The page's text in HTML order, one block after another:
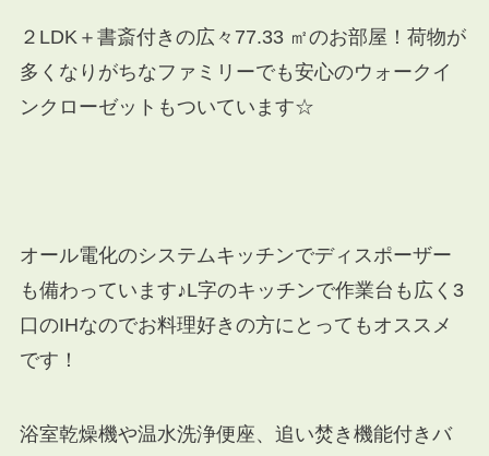
２LDK＋書斎付きの広々77.33 ㎡のお部屋！荷物が
多くなりがちなファミリーでも安心のウォークイ
ンクローゼットもついています☆
オール電化のシステムキッチンでディスポーザー
も備わっています♪L字のキッチンで作業台も広く3
口のIHなのでお料理好きの方にとってもオススメ
です！
浴室乾燥機や温水洗浄便座、追い焚き機能付きバ